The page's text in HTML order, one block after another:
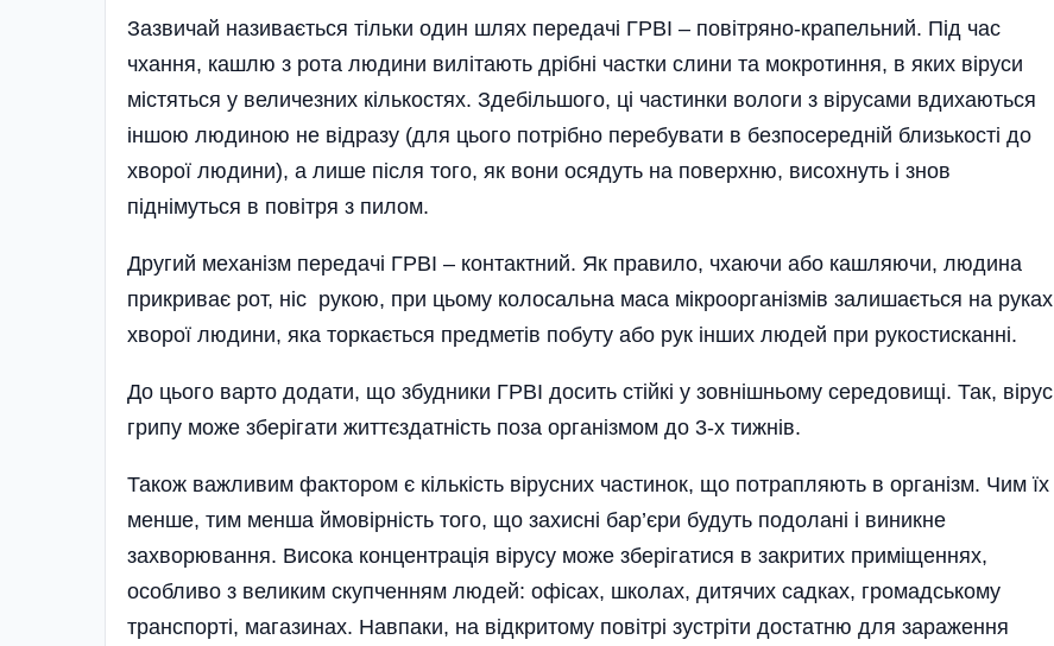
Зазвичай називається тільки один шлях передачі ГРВІ – повітряно-крапельний. Під час
чхання, кашлю з рота людини вилітають дрібні частки слини та мокротиння, в яких віруси
містяться у величезних кількостях. Здебільшого, ці частинки вологи з вірусами вдихаються
іншою людиною не відразу (для цього потрібно перебувати в безпосередній близькості до
хворої людини), а лише після того, як вони осядуть на поверхню, висохнуть і знов
піднімуться в повітря з пилом.
Другий механізм передачі ГРВІ – контактний. Як правило, чхаючи або кашляючи, людина
прикриває рот, ніс рукою, при цьому колосальна маса мікроорганізмів залишається на руках
хворої людини, яка торкається предметів побуту або рук інших людей при рукостисканні.
До цього варто додати, що збудники ГРВІ досить стійкі у зовніш­ньому середовищі. Так, вірус
грипу може зберігати життєздатність поза організмом до 3-х тижнів.
Також важливим фактором є кількість вірусних частинок, що потрапляють в організм. Чим їх
менше, тим менша ймовірність того, що захисні бар’єри будуть подолані і виникне
захворювання. Висока концентрація вірусу може зберігатися в закритих приміщеннях,
особливо з великим скупченням людей: офісах, школах, дитячих садках, громадському
транспорті, магазинах. Навпаки, на відкритому повітрі зустріти достатню для зараження